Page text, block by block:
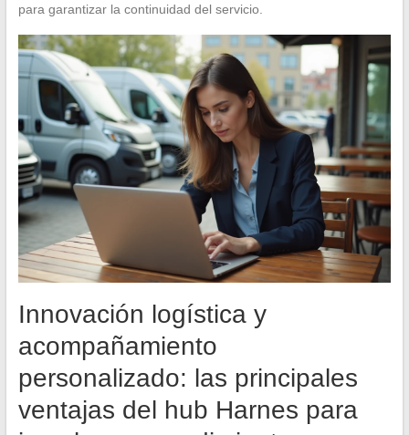
para garantizar la continuidad del servicio.
Innovación logística y
acompañamiento
personalizado: las principales
ventajas del hub Harnes para